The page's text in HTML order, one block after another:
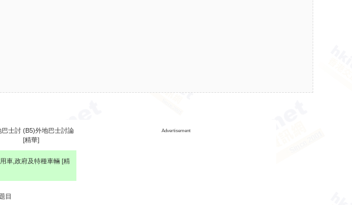
巴士討 (B5)外地巴士討論
[精華]
Advertisement
車,政府及特種車輛 [精
目